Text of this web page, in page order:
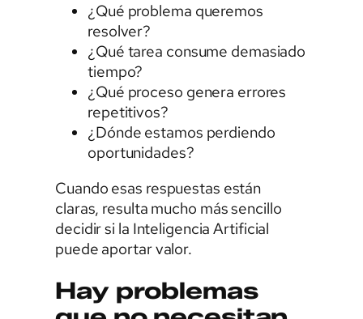
¿Qué problema queremos
resolver?
¿Qué tarea consume demasiado
tiempo?
¿Qué proceso genera errores
repetitivos?
¿Dónde estamos perdiendo
oportunidades?
Cuando esas respuestas están
claras, resulta mucho más sencillo
decidir si la Inteligencia Artificial
puede aportar valor.
Hay problemas